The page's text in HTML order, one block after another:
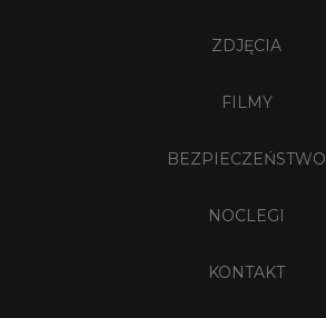
ZDJĘCIA
FILMY
BEZPIECZEŃSTWO
NOCLEGI
KONTAKT